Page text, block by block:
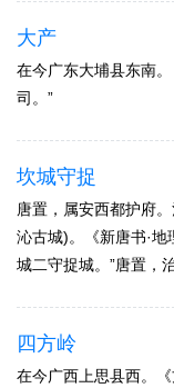
大产
在今广东大埔县东南
司。”
坎城守捉
唐置，属安西都护府
沁古城)。《新唐书·地
城二守捉城。”唐置，
四方岭
在今广西上思县西。